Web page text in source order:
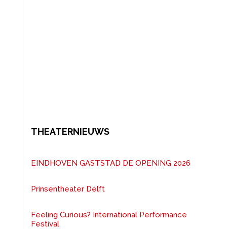
THEATERNIEUWS
EINDHOVEN GASTSTAD DE OPENING 2026
Prinsentheater Delft
Feeling Curious? International Performance
Festival